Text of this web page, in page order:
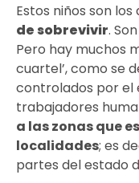
Estos niños son los
de sobrevivir.
Pero hay muchos
cuartel’, como se
controlados por el
trabajadores
a las zonas que
localidades; es
partes del estado